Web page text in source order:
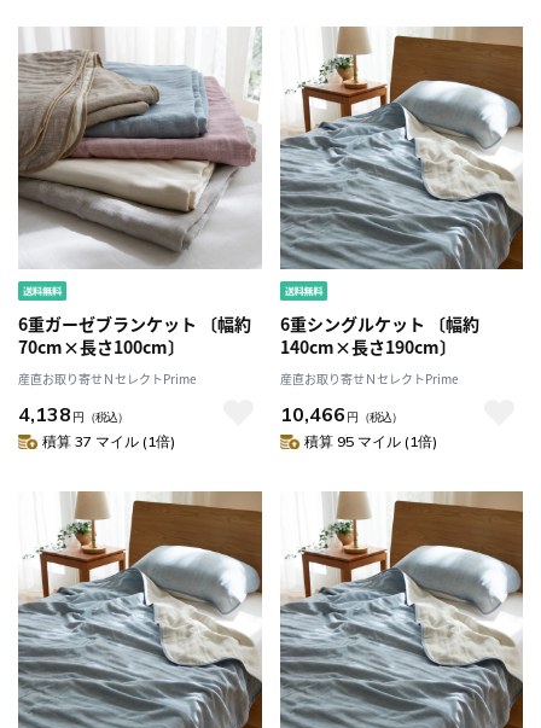
6重ガーゼブランケット 〔幅約
70cm×長さ100cm〕
産直お取り寄せＮセレクトPrime
4,138 円 （税込）
積算 37 マイル (1倍)
6重シングルケット 〔幅約
140cm×長さ190cm〕
産直お取り寄せＮセレクトPrime
10,466 円 （税込）
積算 95 マイル (1倍)